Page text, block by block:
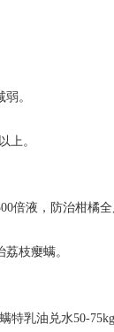
。
上。
倍液，防治柑橘
枝瘿螨。
特乳油兑水50-75kg